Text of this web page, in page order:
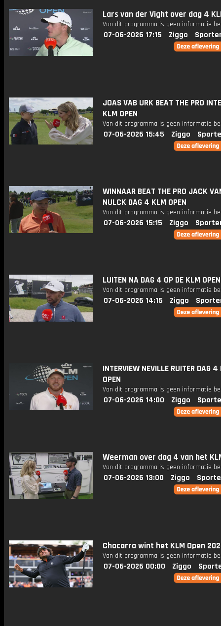
Lars van der Vight over dag 4
Van dit programma is geen informatie
07-06-2026 17:15 Ziggo
JOAS VAB URK BEAT THE PRO
KLM OPEN
Van dit programma is geen informatie
07-06-2026 15:45 Ziggo
WINNAAR BEAT THE PRO JACK
NULCK DAG 4 KLM OPEN
Van dit programma is geen informatie
07-06-2026 15:15 Ziggo
LUITEN NA DAG 4 OP DE KLM OPEN
Van dit programma is geen informatie
07-06-2026 14:15 Ziggo
INTERVIEW NEVILLE RUITER DAG
OPEN
Van dit programma is geen informatie
07-06-2026 14:00 Ziggo
Weerman over dag 4 van het
Van dit programma is geen informatie
07-06-2026 13:00 Ziggo
Chacarra wint het KLM Open
Van dit programma is geen informatie
07-06-2026 00:00 Ziggo